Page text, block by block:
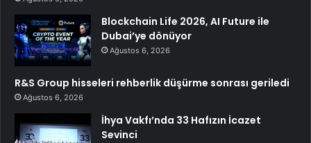
Blockchain Life 2026, AI Future ile
Dubai’ye dönüyor
Ağustos 6, 2026
R&S Group hisseleri rehberlik düşürme sonrası geriledi
Ağustos 6, 2026
İhya Vakfı’nda 33 Hafızın İcazet
Sevinci